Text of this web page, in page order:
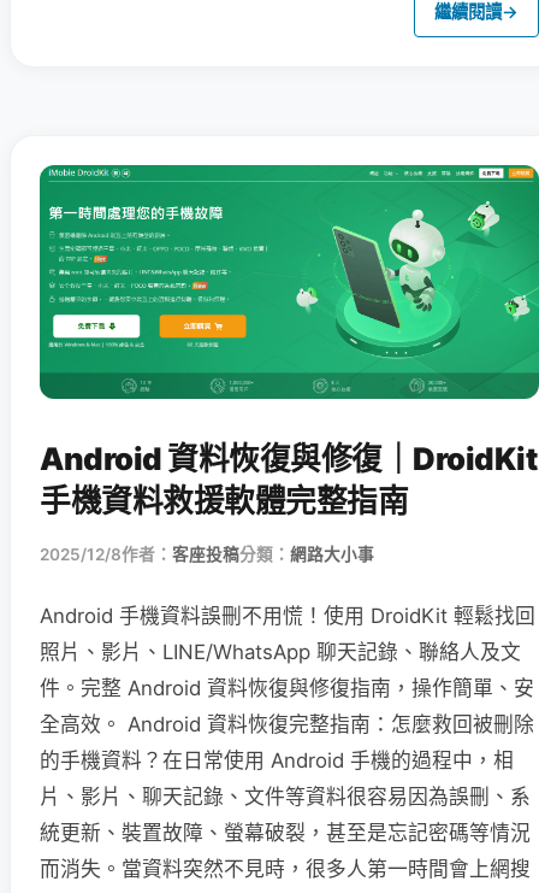
繼續閱讀→
Android 資料恢復與修復｜DroidKit
手機資料救援軟體完整指南
2025/12/8作者： 客座投稿分類： 網路大小事
Android 手機資料誤刪不用慌！使用 DroidKit 輕鬆找回
照片、影片、LINE/WhatsApp 聊天記錄、聯絡人及文
件。完整 Android 資料恢復與修復指南，操作簡單、安
全高效。 Android 資料恢復完整指南：怎麼救回被刪除
的手機資料？在日常使用 Android 手機的過程中，相
片、影片、聊天記錄、文件等資料很容易因為誤刪、系
統更新、裝置故障、螢幕破裂，甚至是忘記密碼等情況
而消失。當資料突然不見時，很多人第一時間會上網搜